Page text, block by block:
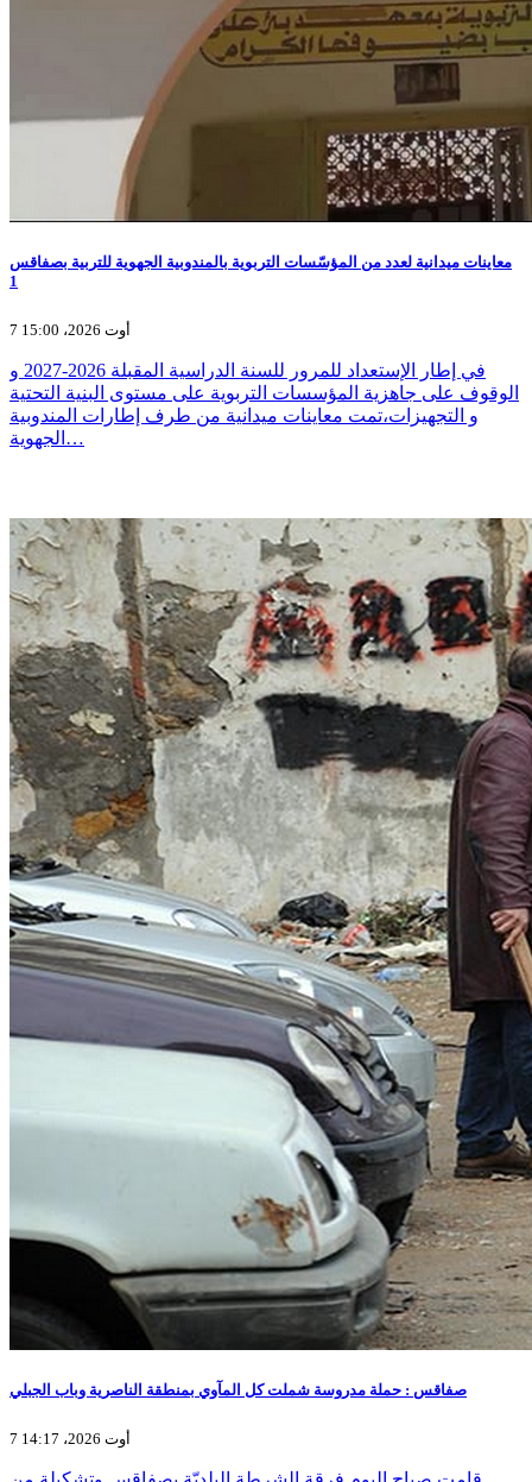
معاينات ميدانية لعدد من المؤسّسات التربوية بالمندوبية الجهوية للتربية بصفاقس
1
7 أوت 2026، 15:00
في إطار الإستعداد للمرور للسنة الدراسية المقبلة 2026-2027 و
الوقوف على جاهزية المؤسسات التربوية على مستوى البنية التحتية
و التجهيزات،تمت معاينات ميدانية من طرف إطارات المندوبية
الجهوية…
صفاقس : حملة مدروسة شملت كل المآوي بمنطقة الناصرية وباب الجبلي
7 أوت 2026، 14:17